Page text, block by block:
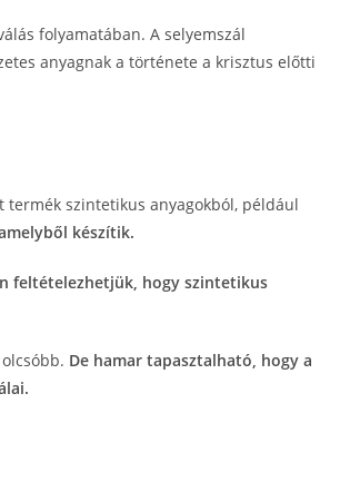
folyamatában. A selyemszál
anyagnak a története a krisztus előtti
termék szintetikus anyagokból, például
készítik.
feltételezhetjük, hogy szintetikus
De hamar tapasztalható, hogy a